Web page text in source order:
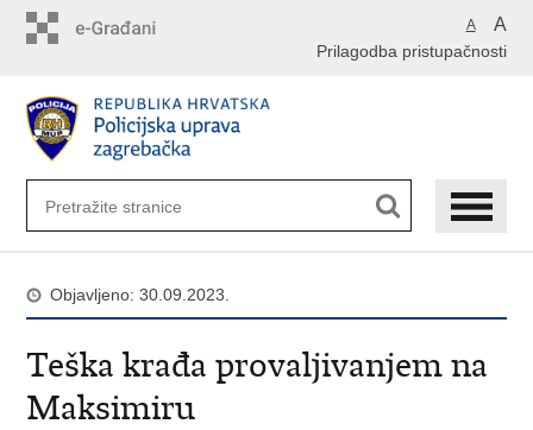
A A
Prilagodba pristupačnosti
Objavljeno: 30.09.2023.
Teška krađa provaljivanjem na
Maksimiru